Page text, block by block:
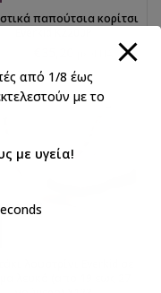
παπούτσια κορίτσι
από 1/8 έως
με το
με υγεία!